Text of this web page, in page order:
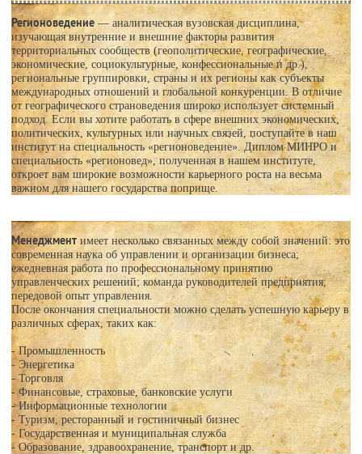
Регионоведение — аналитическая вузовская дисциплина,
изучающая внутренние и внешние факторы развития
территориальных сообществ (геополитические, географические,
экономические, социокультурные, конфессиональные и др.),
региональные группировки, страны и их регионы как субъекты
международных отношений и глобальной конкуренции. В отличие
от географического страноведения широко использует системный
подход. Если вы хотите работать в сфере внешних экономических,
политических, культурных или научных связей, поступайте в наш
институт на специальность «регионоведение». Диплом МИНРО и
специальность «регионовед», полученная в нашем институте,
откроет вам широкие возможности карьерного роста на весьма
важном для нашего государства поприще.
Менеджмент имеет несколько связанных между собой значений: это
современная наука об управлении и организации бизнеса;
ежедневная работа по профессиональному принятию
управленческих решений; команда руководителей предприятия;
передовой опыт управления.
После окончания специальности можно сделать успешную карьеру в
различных сферах, таких как:
- Промышленность
- Энергетика
- Торговля
- Финансовые, страховые, банковские услуги
- Информационные технологии
- Туризм, ресторанный и гостиничный бизнес
- Государственная и муниципальная служба
- Образование, здравоохранение, транспорт и др.